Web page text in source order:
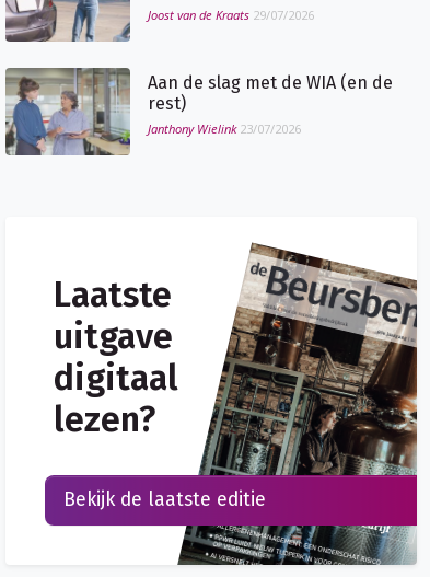
Joost van de Kraats 29/07/2026
Aan de slag met de WIA (en de
rest)
Janthony Wielink 23/07/2026
Laatste
uitgave
digitaal
lezen?
Bekijk de laatste editie